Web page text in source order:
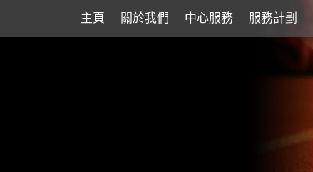
主頁 關於我們 中心服務 服務計劃